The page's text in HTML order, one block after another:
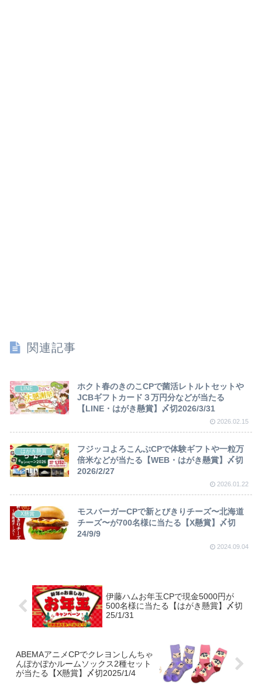
関連記事
LINE
ホクト春のきのこCPで菌活レトルトセットや
JCBギフトカード３万円分などが当たる
【LINE・はがき懸賞】〆切2026/3/31
2026.02.15
はがき懸賞
フジッコよろこんぶCPで体験ギフトや一粒万
倍米などが当たる【WEB・はがき懸賞】〆切
2026/2/27
2026.01.22
X懸賞
モスバーガーCPで新とびきりチーズ〜北海道
チーズ〜が700名様に当たる【X懸賞】〆切
24/9/9
2024.09.04
伊藤ハムお年玉CPで現金5000円が
500名様に当たる【はがき懸賞】〆切
25/1/31
ABEMAアニメCPでクレヨンしんちゃ
んぽかぽかルームソックス2種セット
が当たる【X懸賞】〆切2025/1/4